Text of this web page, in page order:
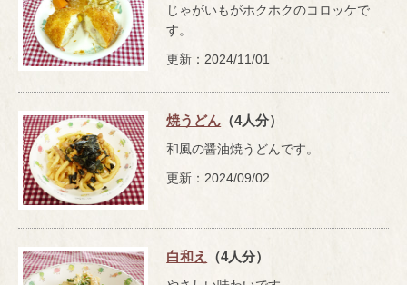
じゃがいもがホクホクのコロッケで
す。
更新：2024/11/01
焼うどん （4人分）
和風の醤油焼うどんです。
更新：2024/09/02
白和え （4人分）